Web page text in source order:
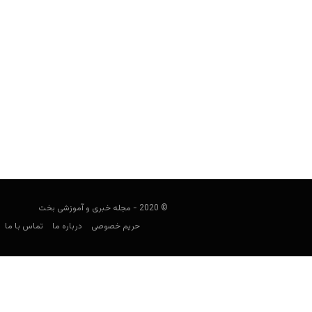
© 2020 - مجله خبری و آموزشی بخت
حریم خصوصی
درباره ما تماس با ما